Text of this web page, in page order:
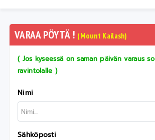
VARAA PÖYTÄ ! (Mount Kailash)
( Jos kyseessä on saman päivän varaus
ravintolalle )
Nimi
Sähköposti